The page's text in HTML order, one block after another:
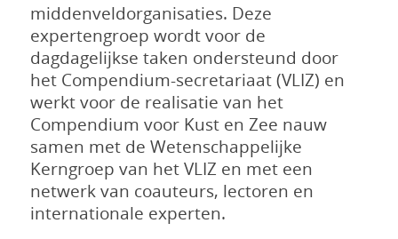
middenveldorganisaties. Deze
expertengroep wordt voor de
dagdagelijkse taken ondersteund door
het Compendium-secretariaat (VLIZ) en
werkt voor de realisatie van het
Compendium voor Kust en Zee nauw
samen met de Wetenschappelijke
Kerngroep van het VLIZ en met een
netwerk van coauteurs, lectoren en
internationale experten.